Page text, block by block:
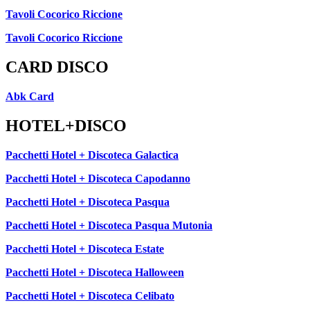
Tavoli Cocorico Riccione
Tavoli Cocorico Riccione
CARD DISCO
Abk Card
HOTEL+DISCO
Pacchetti Hotel + Discoteca Galactica
Pacchetti Hotel + Discoteca Capodanno
Pacchetti Hotel + Discoteca Pasqua
Pacchetti Hotel + Discoteca Pasqua Mutonia
Pacchetti Hotel + Discoteca Estate
Pacchetti Hotel + Discoteca Halloween
Pacchetti Hotel + Discoteca Celibato